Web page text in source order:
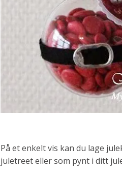
På et enkelt vis kan du lage
juletreet eller som pynt i ditt